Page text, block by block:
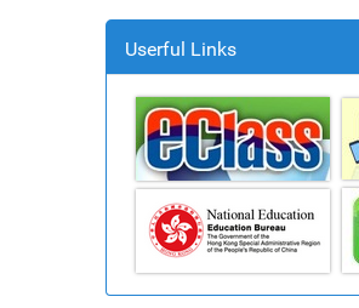
Userful Links